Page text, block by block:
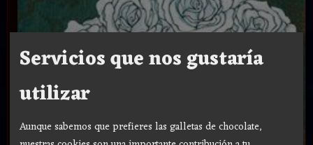
Servicios que nos gustaría
utilizar
Aunque sabemos que prefieres las galletas de chocolate,